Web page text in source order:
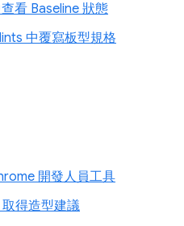
看 Baseline 狀態
中覆寫板型規格
開發人員工具
得造型建議